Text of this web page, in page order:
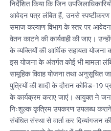
निर्देशित किया कि जिन
आवेदन पत्र लंबित हैं, उनसे स्पष्टीकरण
समाज कल्याण विभाग के स्तर पर
वेतन काटने की कार्यवाही की जाए।
के व्यक्तियों की आर्थिक सहायता योजना
इस योजना के अंतर्गत कोई भी मामला
सामूहिक विवाह योजना तथा अनुसूचित
पुत्रियों की शादी के दौरान कोविड-19
के कार्यक्रम कराए जाएं। आयुक्त ने
निःशुल्क कृत्रिम उपकरण उपलब्ध
संबंधित संस्था से वार्ता कर दिव्यांगजन